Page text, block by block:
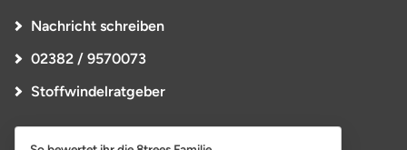
Nachricht schreiben
02382 / 9570073
Stoffwindelratgeber